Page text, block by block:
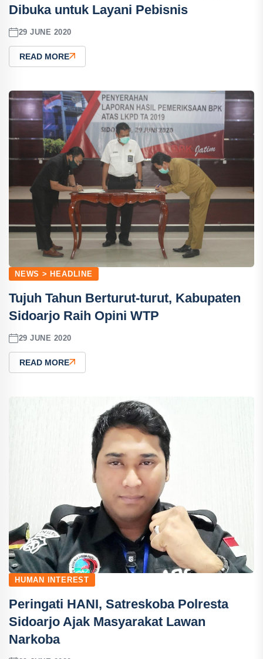
Dibuka untuk Layani Pebisnis
29 JUNE 2020
READ MORE
NEWS > HEADLINE
Tujuh Tahun Berturut-turut, Kabupaten
Sidoarjo Raih Opini WTP
29 JUNE 2020
READ MORE
HUMAN INTEREST
Peringati HANI, Satreskoba Polresta
Sidoarjo Ajak Masyarakat Lawan
Narkoba